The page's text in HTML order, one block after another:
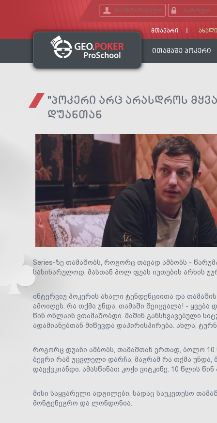
ᲛᲗᲐᲕᲐᲠᲘ
ᲘᲗᲐᲛᲐᲨᲔ ᲞᲝᲙᲔᲠᲘ
"ᲞᲝᲙᲔᲠᲘ ᲐᲠᲪ ᲐᲠᲐᲡᲓᲠᲝᲡ
ᲓᲣᲐᲜᲗᲐᲜ
Series-ზე თამაშობს, როგორც თავად ამბობს -
სასიხარულოდ, მასთან პოლ ფუას იუთუბის არხის
ინტერვიუ პოკერის ახალი ტენდენციითა და
ამოიღეს. რა თქმა უნდა, თამაში შეიცვალა! - ყვება
წინ ონლაინ ვთამაშობდი. მაშინ განსხვავებული
ადამიანებთან მიწევდა დაპირისპირება. ახლა,
როგორც დუანი ამბობს, თამაშთან ერთად, ბოლო
ბევრი რამ უცვლელი დარჩა, მაგრამ რა თქმა უნდა,
დავჭვკიანდი. ამასწინათ კოჭი ვიტკინე. 10 წლის
მისი საყვარელი ადგილები, სადაც საუკეთესო
მონტენეგრო და ლონდონია.